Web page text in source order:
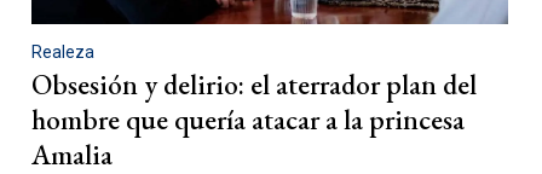
Realeza
Obsesión y delirio: el aterrador plan del
hombre que quería atacar a la princesa
Amalia